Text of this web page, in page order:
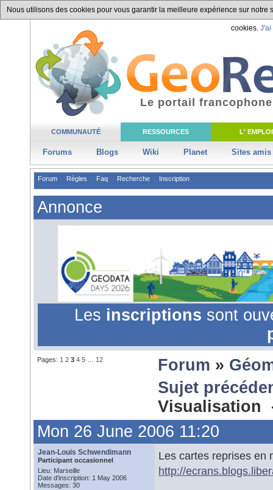
Nous utilisons des cookies pour vous garantir la meilleure expérience sur
cookies. J'ai
COMMUNAUTÉ RESSOURCES L' EMPLOI
Forums Blogs Wiki Planet Sites amis
Le portail
Forum Règles Faq Recherche Inscription
Annonce
Les inscriptions sont
Pages: 1 2 3 4 5 12 Forum »
Sujet
Mon 26 June 2006 11:20
Jean-Louis Schwendimann
Participant occasionnel
Lieu: Marseille
Date d'inscription: 1 May 2006
Messages: 30
Les cartes reprises en
http://